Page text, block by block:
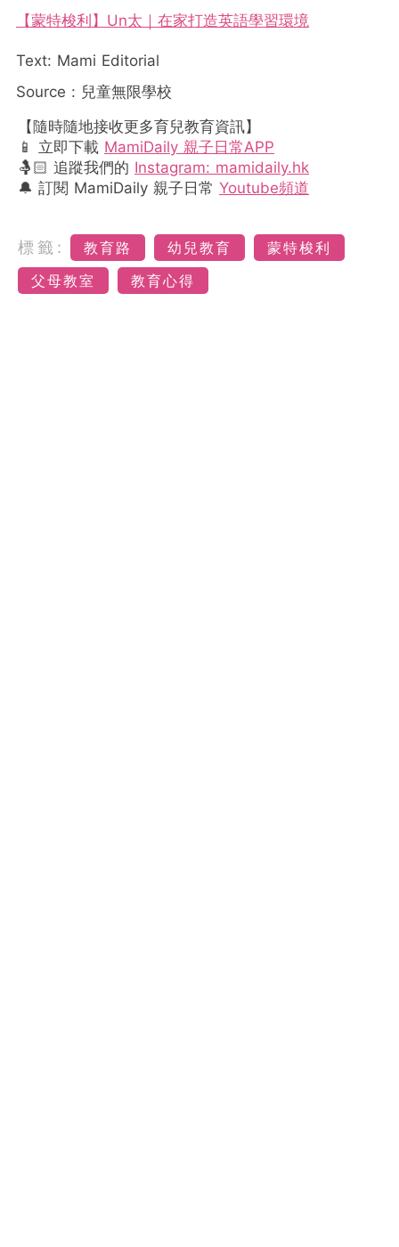
【蒙特梭利】Un太｜在家打造英語學習環境
Text: Mami Editorial
Source : 兒童無限學校
【隨時隨地接收更多育兒教育資訊】
📱 立即下載 MamiDaily 親子日常APP
🤱🏻 追蹤我們的 Instagram: mamidaily.hk
🔔 訂閱 MamiDaily 親子日常 Youtube頻道
標籤: 教育路 幼兒教育
蒙特梭利
父母教室
教育心得